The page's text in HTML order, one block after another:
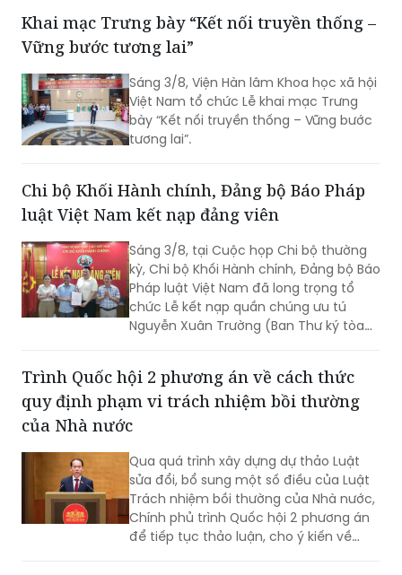
án kinh doanh, thương mại có giá trị
lớn, việc tổ chức thi hành kéo dài gần 3
vướng mắc.
Khai mạc Trưng bày “Kết nối truyền thống –
Vững bước tương lai”
Sáng 3/8, Viện Hàn lâm Khoa học xã hội
Việt Nam tổ chức Lễ khai mạc Trưng
bày “Kết nối truyền thống – Vững bước
tương lai”.
Chi bộ Khối Hành chính, Đảng bộ Báo Pháp
luật Việt Nam kết nạp đảng viên
Sáng 3/8, tại Cuộc họp Chi bộ thường
kỳ, Chi bộ Khối Hành chính, Đảng bộ Báo
Pháp luật Việt Nam đã long trọng tổ
chức Lễ kết nạp quần chúng ưu tú
Nguyễn Xuân Trường (Ban Thư ký tòa
Trình Quốc hội 2 phương án về cách thức
quy định phạm vi trách nhiệm bồi thường
của Nhà nước
Qua quá trình xây dựng dự thảo Luật
sửa đổi, bổ sung một số điều của Luật
Trách nhiệm bồi thường của Nhà nước,
Chính phủ trình Quốc hội 2 phương án
để tiếp tục thảo luận, cho ý kiến về